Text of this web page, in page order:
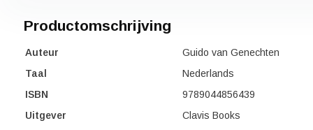
Productomschrijving
Auteur
Guido van Genechten
Taal
Nederlands
ISBN
9789044856439
Uitgever
Clavis Books